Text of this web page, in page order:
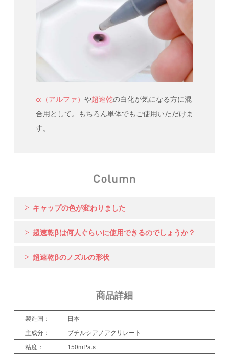
α（アルファ） や超速乾の白化が気になる方に混
合用として。もちろん単体でもご使用いただけま
す。
キャップの色が変わりました
超速乾βは何人ぐらいに使用できるのでしょうか？
超速乾βのノズルの形状
商品詳細
製造国：
日本
主成分：
ブチルシアノアクリレート
粘度：
150mPa.s